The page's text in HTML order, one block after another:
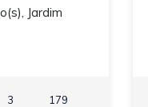
Jardim
3
179